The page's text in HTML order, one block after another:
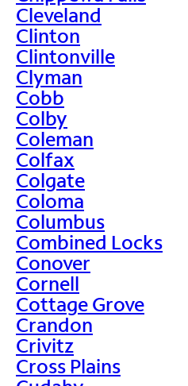
Cleveland
Clinton
Clintonville
Clyman
Cobb
Colby
Coleman
Colfax
Colgate
Coloma
Columbus
Combined Locks
Conover
Cornell
Cottage Grove
Crandon
Crivitz
Cross Plains